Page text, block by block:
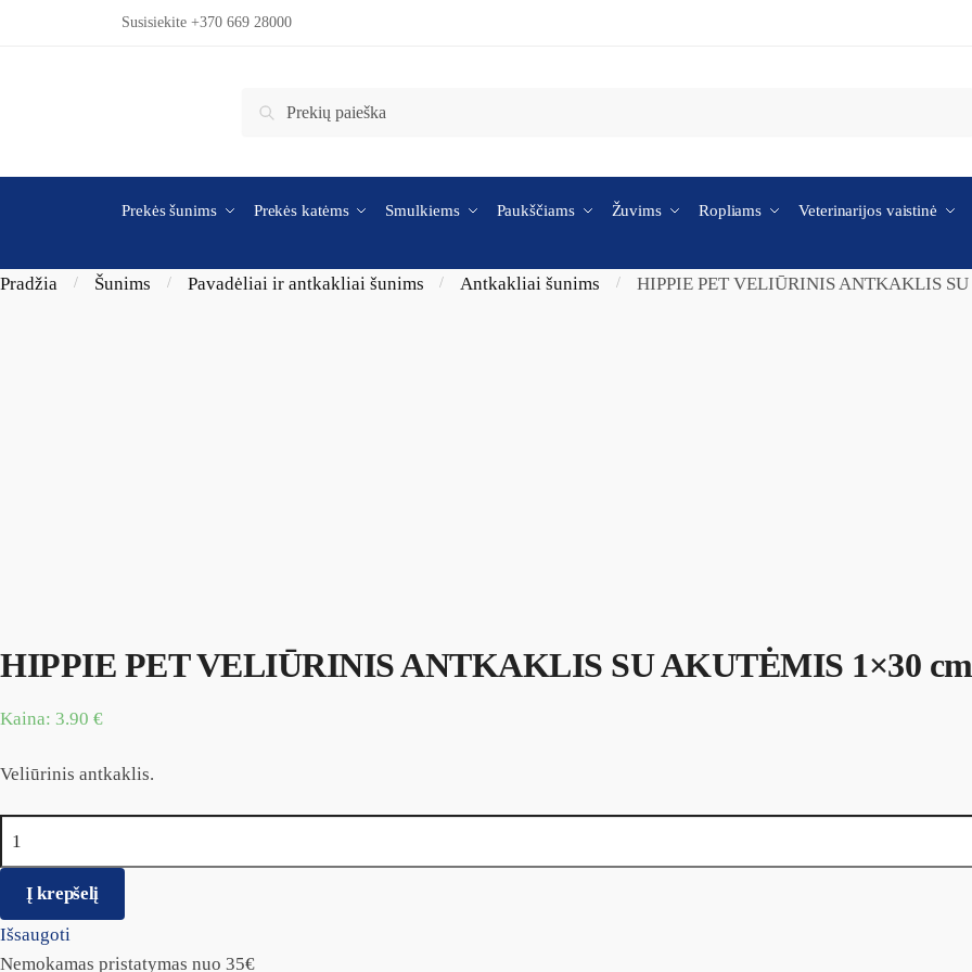
Skip to navigationSusisiekite +370 669 28000
Ieškoti:
Ieškoti
Prekės šunims Prekės katėms Smulkiems Paukščiams Žuvims Ropliams Veterinarijos vaistinė
Pradžia / Šunims / Pavadėliai ir antkakliai šunims / Antkakliai šunims / HIPPIE PET VELIŪRINIS ANTKAKLIS
HIPPIE PET VELIŪRINIS ANTKAKLIS SU AKUTĖMIS 1×30 cm
Kaina: 3.90 €
Veliūrinis antkaklis.
Į krepšelį
Išsaugoti
Nemokamas pristatymas nuo 35€